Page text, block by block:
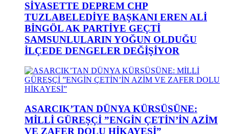
SİYASETTE DEPREM CHP
TUZLABELEDİYE BAŞKANI EREN ALİ
BİNGÖL AK PARTİYE GEÇTİ
SAMSUNLULARIN YOĞUN OLDUĞU
İLÇEDE DENGELER DEĞİŞİYOR
ASARCIK’TAN DÜNYA KÜRSÜSÜNE:
MİLLİ GÜREŞÇİ ”ENGİN ÇETİN’İN AZİM
VE ZAFER DOLU HİKAYESİ”